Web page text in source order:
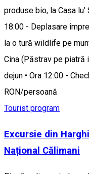
produse bio, la Casa lu’
18:00 - Deplasare
la o tură wildlife pe
Cina (Păstrav pe piatră
dejun • Ora 12:00 -
RON/persoană
Tourist program
Excursie din
Național Călimani